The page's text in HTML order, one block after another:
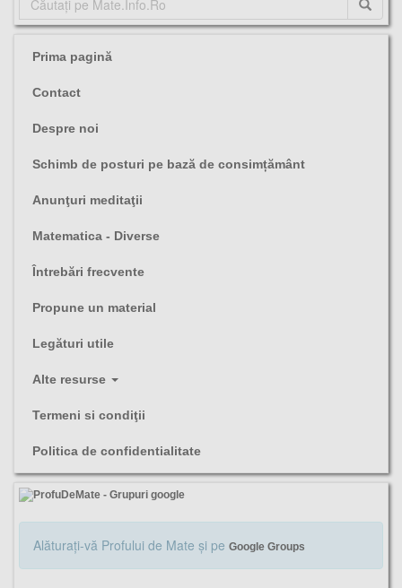
Prima pagină
Contact
Despre noi
Schimb de posturi pe bază de consimțământ
Anunţuri meditaţii
Matematica - Diverse
Întrebări frecvente
Propune un material
Legături utile
Alte resurse
Termeni si condiţii
Politica de confidentialitate
Alăturaţi-vă Profului de Mate şi pe Google Groups